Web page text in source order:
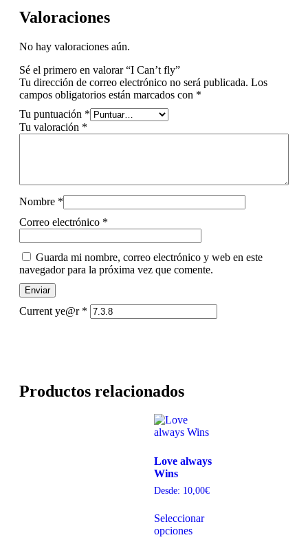
Productos relacionados
Love always
Wins
Desde: 10,00€
Seleccionar
opciones
Valoraciones
No hay valoraciones aún.
Sé el primero en valorar “I Can’t fly”
Tu dirección de correo electrónico no será publicada. Los
campos obligatorios están marcados con *
Tu puntuación *
Tu valoración *
Nombre *
Correo electrónico *
Guarda mi nombre, correo electrónico y web en este
navegador para la próxima vez que comente.
Current ye@r *